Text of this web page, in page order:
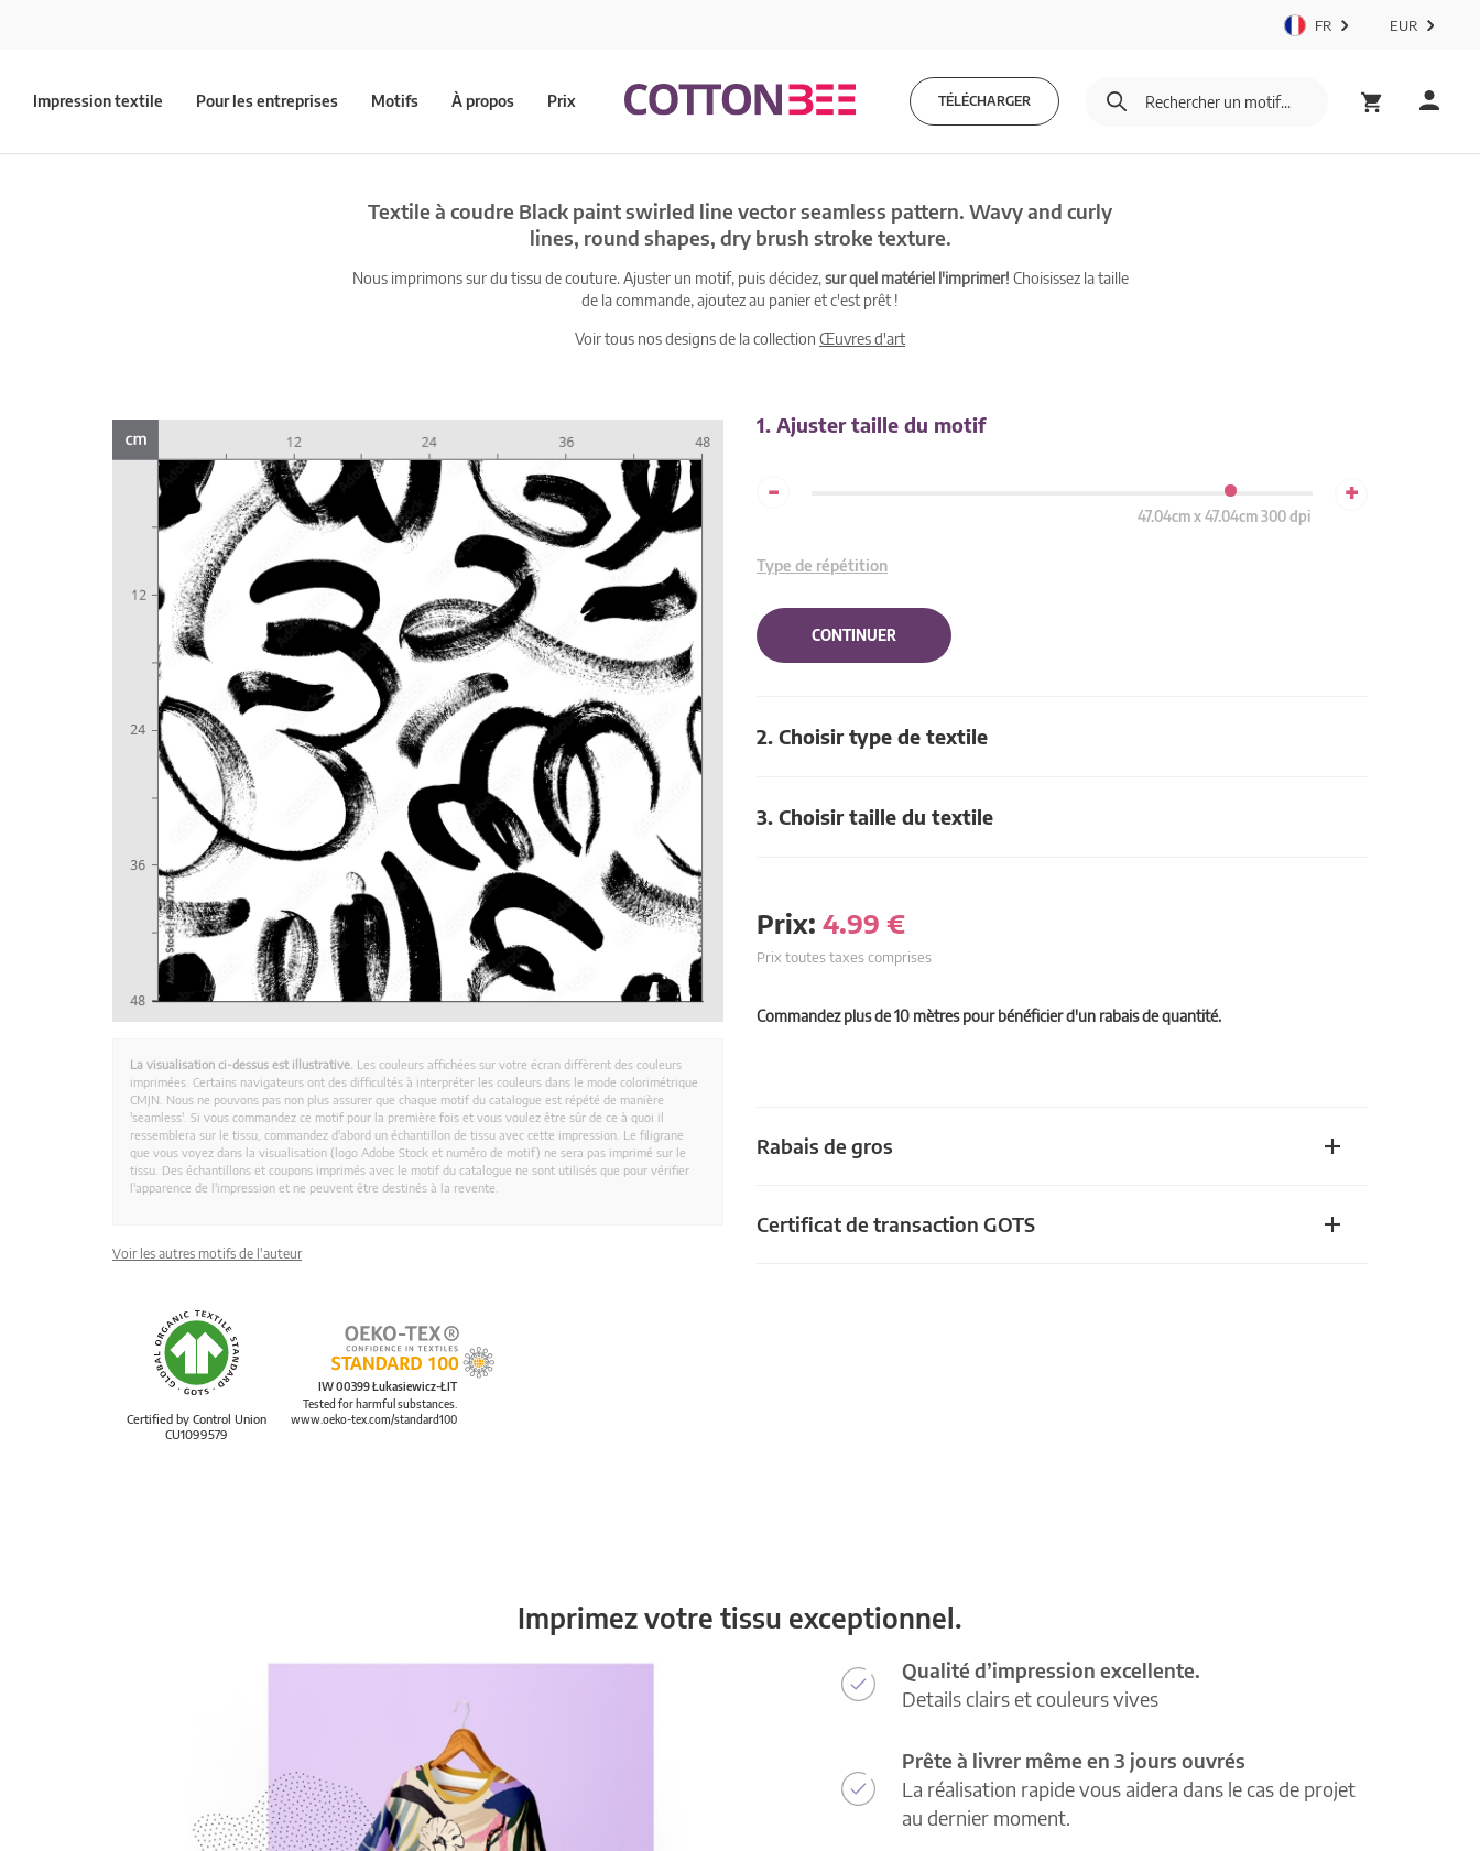
FR EUR
Impression textile Pour les entreprises Motifs À propos Prix TÉLÉCHARGER
Textile à coudre Black paint swirled line vector seamless pattern. Wavy and curly
lines, round shapes, dry brush stroke texture.
Nous imprimons sur du tissu de couture. Ajuster un motif, puis décidez,sur quel matériel l'imprimer! Choisissez la taille
de la commande, ajoutez au panier et c'est prêt !
Voir tous nos designs de la collection Œuvres d'art
1. Ajuster taille du motif
-
47.04cm x 47.04cm 300 dpi
+
Type de répétition
CONTINUER
2. Choisir type de textile
3. Choisir taille du textile
Prix: 4.99 €
Prix toutes taxes comprises
Commandez plus de 10 mètres pour bénéficier d'un rabais de quantité.
Rabais de gros
Certificat de transaction GOTS
La visualisation ci-dessus est illustrative. Les couleurs affichées sur votre écran diffèrent des couleurs
imprimées. Certains navigateurs ont des difficultés à interpréter les couleurs dans le mode colorimétrique
CMJN. Nous ne pouvons pas non plus assurer que chaque motif du catalogue est répété de manière
'seamless'. Si vous commandez ce motif pour la première fois et vous voulez être sûr de ce à quoi il
ressemblera sur le tissu, commandez d'abord un échantillon de tissu avec cette impression. Le filigrane
que vous voyez dans la visualisation (logo Adobe Stock et numéro de motif) ne sera pas imprimé sur le
tissu. Des échantillons et coupons imprimés avec le motif du catalogue ne sont utilisés que pour vérifier
l'apparence de l'impression et ne peuvent être destinés à la revente.
Voir les autres motifs de l'auteur
Certified by Control Union
CU1099579
IW 00399 Łukasiewicz-ŁIT
Tested for harmful substances.
www.oeko-tex.com/standard100
Imprimez votre tissu exceptionnel.
Qualité d’impression excellente.
Details clairs et couleurs vives
Prête à livrer même en 3 jours ouvrés
La réalisation rapide vous aidera dans le cas de projet
au dernier moment.